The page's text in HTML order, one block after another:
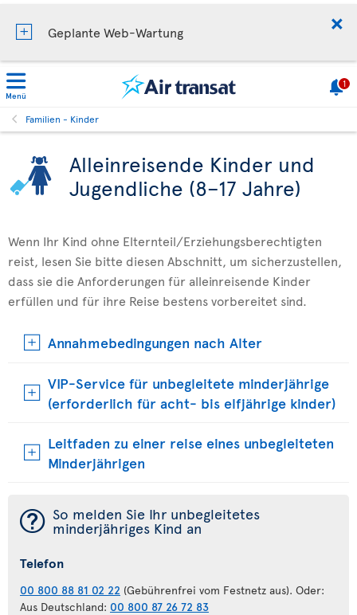
Geplante Web-Wartung
Menü
1
Familien - Kinder
Alleinreisende Kinder und
Jugendliche (8–17 Jahre)
Wenn Ihr Kind ohne Elternteil/Erziehungsberechtigten
reist, lesen Sie bitte diesen Abschnitt, um sicherzustellen,
dass sie die Anforderungen für alleinreisende Kinder
erfüllen und für ihre Reise bestens vorbereitet sind.
Annahmebedingungen nach Alter
VIP-Service für unbegleitete minderjährige
(erforderlich für acht- bis elfjährige kinder)
Leitfaden zu einer reise eines unbegleiteten
Minderjährigen
¯ So melden Sie Ihr unbegleitetes
minderjähriges Kind an
Telefon
00 800 88 81 02 22 (Gebührenfrei vom Festnetz aus). Oder:
Aus Deutschland: 00 800 87 26 72 83